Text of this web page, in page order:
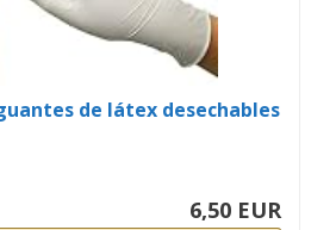
de látex desechables
6,50 EUR